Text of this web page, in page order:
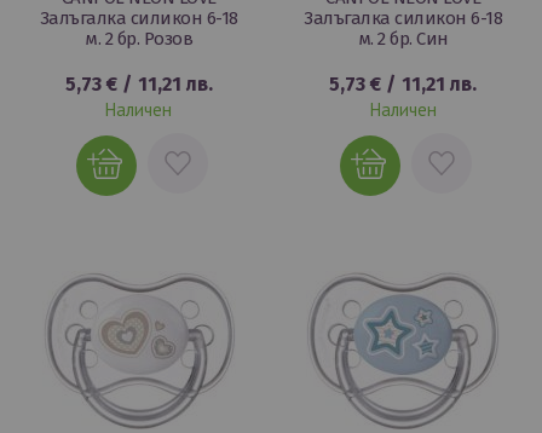
Залъгалка силикон 6-18
м. 2 бр. Розов
5,73 €/ 11,21 лв.
Наличен
ДОБАВИ
Залъгалка силикон 6-18
м. 2 бр. Син
5,73 € / 11,21 лв.
Наличен
ДОБАВИ